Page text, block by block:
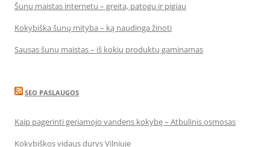
Šunų maistas internetu – greita, patogu ir pigiau
Kokybiška šunų mityba – ką naudinga žinoti
Sausas šunų maistas – iš kokių produktų gaminamas
SEO PASLAUGOS
Kaip pagerinti geriamojo vandens kokybę – Atbulinis osmosas
Kokybiškos vidaus durys Vilniuje